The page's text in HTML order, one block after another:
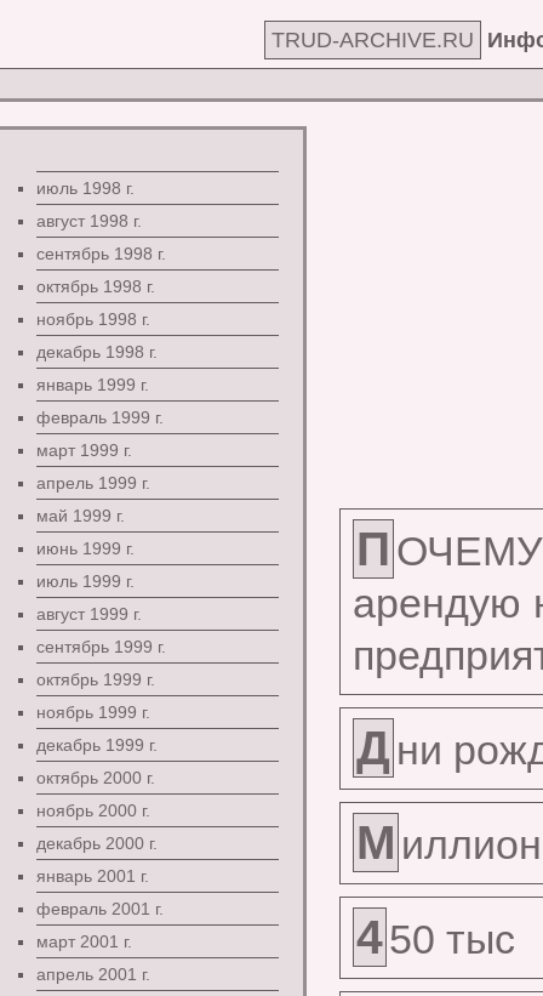
TRUD-ARCHIVE.RU
июль 1998 г.
август 1998 г.
сентябрь 1998 г.
октябрь 1998 г.
ноябрь 1998 г.
декабрь 1998 г.
январь 1999 г.
февраль 1999 г.
март 1999 г.
апрель 1999 г.
май 1999 г.
июнь 1999 г.
июль 1999 г.
август 1999 г.
сентябрь 1999 г.
октябрь 1999 г.
ноябрь 1999 г.
декабрь 1999 г.
октябрь 2000 г.
ноябрь 2000 г.
декабрь 2000 г.
январь 2001 г.
февраль 2001 г.
март 2001 г.
апрель 2001 г.
П
арендую
Д ни
М
450 тыс